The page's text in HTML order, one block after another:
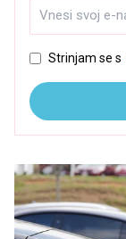
Strinjam se s